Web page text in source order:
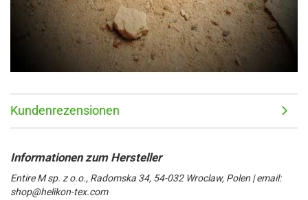
Kundenrezensionen
Entire M sp. z o.o., Radomska 34, 54-032 Wroclaw, Polen | email:
shop@helikon-tex.com